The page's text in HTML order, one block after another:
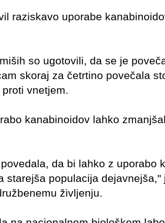
raziskavo uporabe
so ugotovili, da se je
skoraj za četrtino povečala
vnetjem.
kanabinoidov lahko
da bi lahko z uporabo
starejša populacija
življenju.